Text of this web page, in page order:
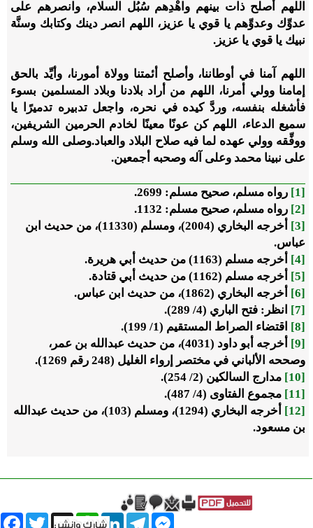
اللهم أصلح ذات بينهم واهْدِهم سُبُل السلام، وانصرهم على
عدوِّك وعدوِّهم يا قوي يا عزيز، اللهم انصر دينك وكتابك وسنَّة
نبيك يا قوي يا عزيز.
اللهم آمنا في أوطاننا، وأصلح أئمتنا وولاة أمورنا، وأيِّد بالحق
إمامنا وولي أمرنا، اللهم من أراد بلادنا وبلاد المسلمين بسوء
فأشغله بنفسه، وردَّ كيده في نحره، واجعل تدبيره تدميرًا يا
سميع الدعاء، اللهم كن عونًا معينًا لخادم الحرمين الشريفين،
ووفِّقه وولي عهده لما فيه صلاح البلاد والعباد.وصلى الله وسلم
على نبينا محمد وعلى آله وصحبه أجمعين.
[1]
رواه مسلم، صحيح مسلم: 2699.
[2]
رواه مسلم، صحيح مسلم: 1132.
[3]
أخرجه البخاري (2004)، ومسلم (11330)، من حديث ابن
عباس.
[4]
أخرجه مسلم (1163) من حديث أبي هريرة.
[5]
أخرجه مسلم (1162) من حديث أبي قتادة.
[6]
أخرجه البخاري (1862)، من حديث ابن عباس.
[7]
انظر: فتح الباري (4/ 289).
[8]
اقتضاء الصراط المستقيم (1/ 199).
[9]
أخرجه أبو داود (4031)، من حديث عبدالله بن عمر،
وصححه الألباني في مختصر إرواء الغليل (248 رقم 1269).
[10]
مدارج السالكين (2/ 254).
[11]
مجموع الفتاوى (4/ 487).
[12]
أخرجه البخاري (1294)، ومسلم (103)، من حديث عبدالله
بن مسعود.
Twitter X
WhatsAppLinkedInTelegram
Messenger